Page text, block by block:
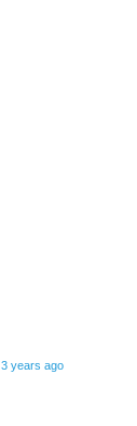
3 years ago